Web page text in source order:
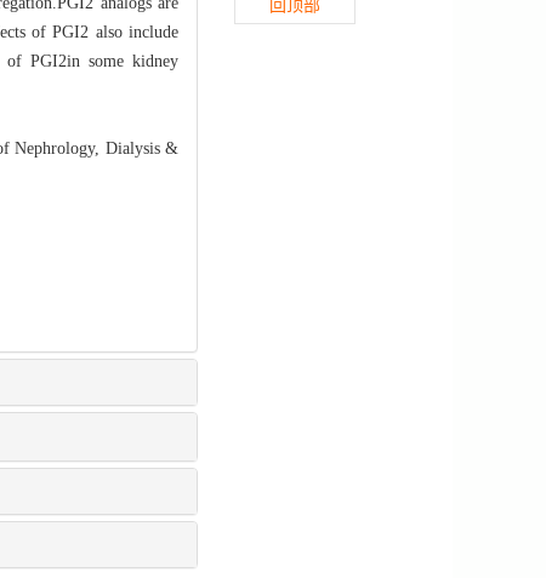
of PGI2 also include
of PGI2in some kidney
Nephrology, Dialysis &
回顶部